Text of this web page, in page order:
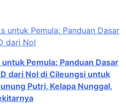
Pemula: Panduan Dasar
dari Nol di Cileungsi untuk
Putri, Kelapa Nunggal,